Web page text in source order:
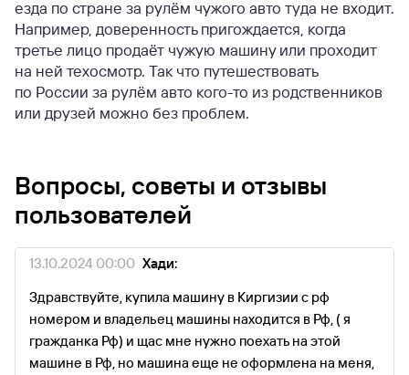
езда по стране за рулём чужого авто туда не входит.
Например, доверенность пригождается, когда
третье лицо продаёт чужую машину или проходит
на ней техосмотр. Так что путешествовать
по России за рулём авто кого-то из родственников
или друзей можно без проблем.
Вопросы, советы и отзывы
пользователей
13.10.2024 00:00 Хади:
Здравствуйте, купила машину в Киргизии с рф
номером и владельец машины находится в Рф, ( я
гражданка Рф) и щас мне нужно поехать на этой
машине в Рф, но машина еще не оформлена на меня,